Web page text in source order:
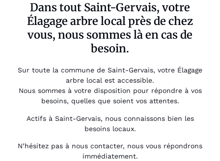
Dans tout Saint-Gervais, votre
Élagage arbre local près de chez
vous, nous sommes là en cas de
besoin.
Sur toute la commune de Saint-Gervais, votre Élagage
arbre local est accessible.
Nous sommes à votre disposition pour répondre à vos
besoins, quelles que soient vos attentes.
Actifs à Saint-Gervais, nous connaissons bien les
besoins locaux.
N’hésitez pas à nous contacter, nous vous répondrons
immédiatement.